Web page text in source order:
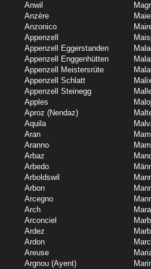
Anwil
Anzère
Anzonico
Appenzell
Appenzell Eggerstanden
Appenzell Enggenhütten
Appenzell Meistersrüte
Appenzell Schlatt
Appenzell Steinegg
Apples
Aproz (Nendaz)
Aquila
Aran
Aranno
Arbaz
Arbedo
Arboldswil
Arbon
Arcegno
Arch
Arconciel
Ardez
Ardon
Areuse
Argnou (Ayent)
Malix